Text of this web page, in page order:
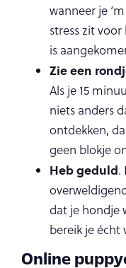
wanneer je
stress zit
is
Zie een
Als je 15
niets anders
ontdekken,
geen blokje
Heb geduld.
dat je hondje
bereik je écht
Online